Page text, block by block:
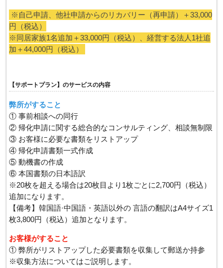
※自己申請、他社申請からのリカバリー（再申請）＋33,000
円（税込）
※同居家族1名追加＋33,000円（税込）、経営する法人1社追
加＋44,000円（税込）
【サポートプラン】のサービスの内容
弊所がすること
① 事前相談への同行
② 帰化申請に関する総合的なコンサルティング、相談無制限
③ お客様に必要な書類をリストアップ
④ 帰化申請書類一式作成
⑤ 動機書の作成
⑥ 本国書類の日本語訳
​※20枚を超える場合は20枚目より1枚ごとに2,700円（税込）
追加になります。
【備考】韓国語·中国語・英語以外の 言語の翻訳はA4サイズ1
枚3,800円（税込）追加となります。
お客様がすること
① 弊所がリストアップした必要書類を収集して郵送か持参
​※収集方法についてはご説明します。